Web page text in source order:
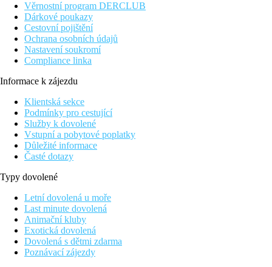
Věrnostní program DERCLUB
Dárkové poukazy
Cestovní pojištění
Ochrana osobních údajů
Nastavení soukromí
Compliance linka
Informace k zájezdu
Klientská sekce
Podmínky pro cestující
Služby k dovolené
Vstupní a pobytové poplatky
Důležité informace
Časté dotazy
Typy dovolené
Letní dovolená u moře
Last minute dovolená
Animační kluby
Exotická dovolená
Dovolená s dětmi zdarma
Poznávací zájezdy